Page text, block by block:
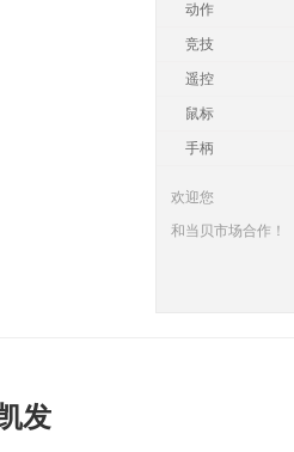
动作
竞技
遥控
鼠标
手柄
欢迎您
和当贝市场合作！
发